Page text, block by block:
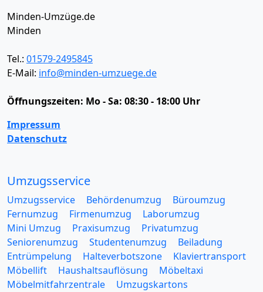
Minden-Umzüge.de
Minden
Tel.: 01579-2495845
E-Mail: info@minden-umzuege.de
Öffnungszeiten: Mo - Sa: 08:30 - 18:00 Uhr
Impressum
Datenschutz
Umzugsservice
Umzugsservice Behördenumzug
Büroumzug
Fernumzug
Firmenumzug
Laborumzug
Mini Umzug
Praxisumzug
Privatumzug
Seniorenumzug
Studentenumzug
Beiladung
Entrümpelung
Halteverbotszone
Klaviertransport
Möbellift
Haushaltsauflösung
Möbeltaxi
Möbelmitfahrzentrale
Umzugskartons